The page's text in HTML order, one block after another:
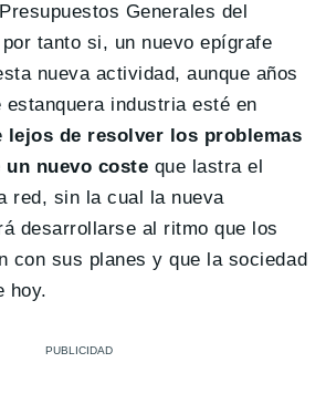
Generales del
tanto si, un nuevo epígrafe
nueva actividad, aunque años
estanquera industria esté en
lejos de resolver los problemas
nuevo coste que lastra el
red, sin la cual la nueva
desarrollarse al ritmo que los
con sus planes y que la sociedad
hoy.